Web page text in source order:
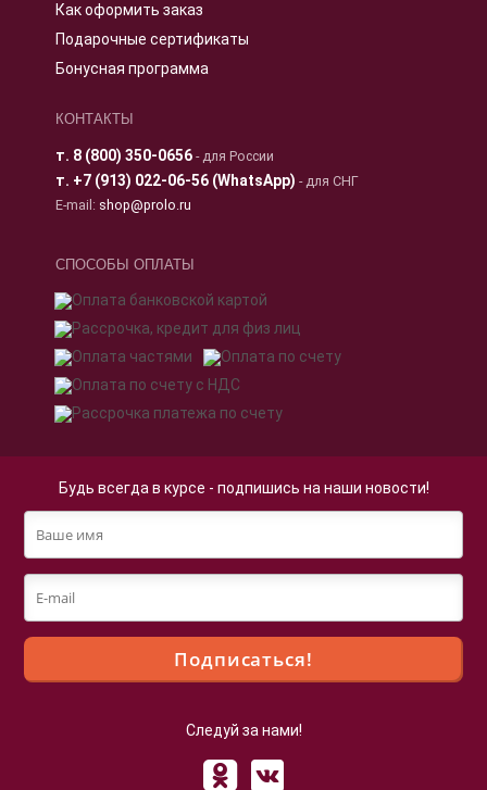
Как оформить заказ
Подарочные сертификаты
Бонусная программа
КОНТАКТЫ
т. 8 (800) 350-0656- для России
т. +7 (913) 022-06-56 (WhatsApp) - для СНГ
E-mail: shop@prolo.ru
СПОСОБЫ ОПЛАТЫ
Будь всегда в курсе - подпишись на наши новости!
Следуй за нами!